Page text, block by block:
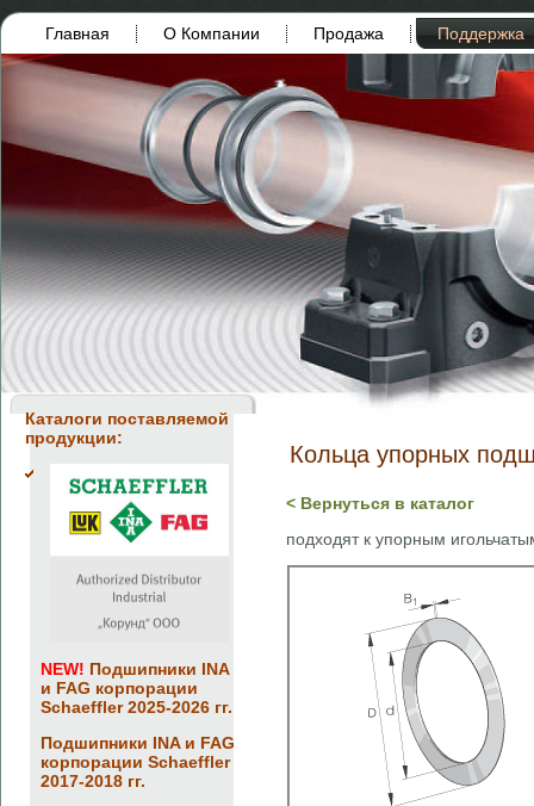
Главная О Компании Продажа Поддержка
Каталоги поставляемой
продукции:
NEW! Подшипники INA
и FAG корпорации
Schaeffler 2025-2026 гг.
Подшипники INA и FAG
корпорации Schaeffler
2017-2018 гг.
Кольца упорных
< Вернуться в каталог
подходят к упорным